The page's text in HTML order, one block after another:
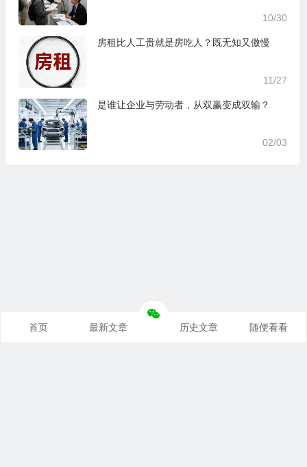
10/30
房租比人工贵就是房吃人？既无知又傲慢
11/27
是谁让企业与劳动者，从双赢变成双输？
02/03
首页 最新文章 历史文章 随便看看